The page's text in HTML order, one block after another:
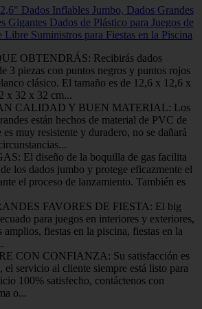
Dados Inflables Jumbo, Dados Grandes
Gigantes Dados de Plástico para Juegos de
Suministros para Fiestas en la Piscina
OBTENDRÁS: Recibirás dados
3 piezas con puntos negros y puntos rojos
clásico. El tamaño es de 12,6 x 12,6 x
x 32 x 32 cm...
CALIDAD Y BUEN MATERIAL: Los
están hechos de material de PVC de
muy resistente y duradero, no se dañará
El diseño de la boquilla de gas facilita
los dados jumbo y protege eficazmente el
el proceso de lanzamiento. También es
FAVORES DE FIESTA: El big
para juegos en interiores y exteriores,
amplios, fiestas en la piscina, fiestas en la
CON CONFIANZA: Su satisfacción es
el servicio al cliente siempre está listo para
100% satisfecho, contáctenos con
o...